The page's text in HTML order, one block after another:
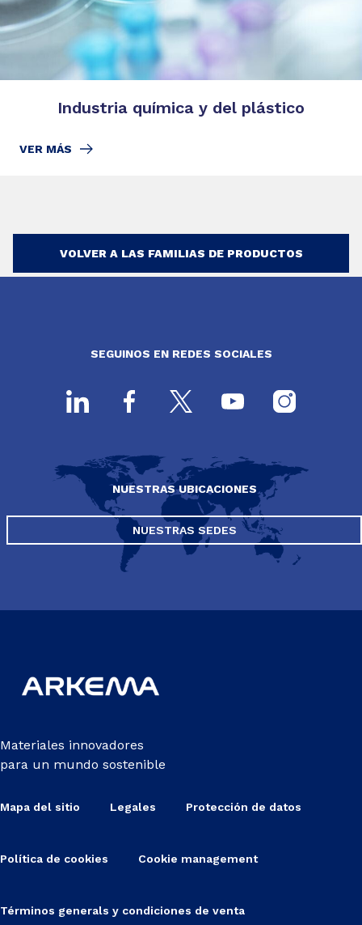
Industria química y del plástico
VER MÁS
VOLVER A LAS FAMILIAS DE PRODUCTOS
SEGUINOS EN REDES SOCIALES
NUESTRAS UBICACIONES
NUESTRAS SEDES
Materiales innovadores
para un mundo sostenible
Mapa del sitio Legales Protección de datos
Política de cookies Cookie management
Términos generals y condiciones de venta